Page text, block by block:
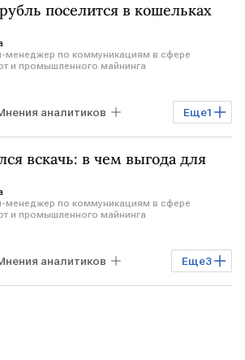
поселится в кошельках
менеджер по коммуникациям в сфере
и промышленного майнинга
Еще1
аналитиков
вскачь: в чем выгода для
менеджер по коммуникациям в сфере
и промышленного майнинга
Еще3
аналитиков
ЦОД